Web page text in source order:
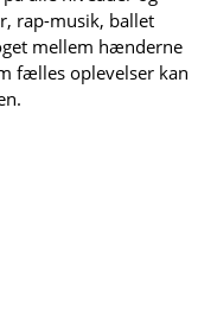
rap-musik, ballet
mellem hænderne
fælles oplevelser kan